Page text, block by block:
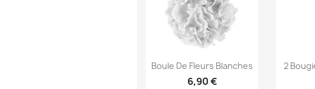
 Aperçu rapide
Boule De Fleurs Blanches
6,90 €

2